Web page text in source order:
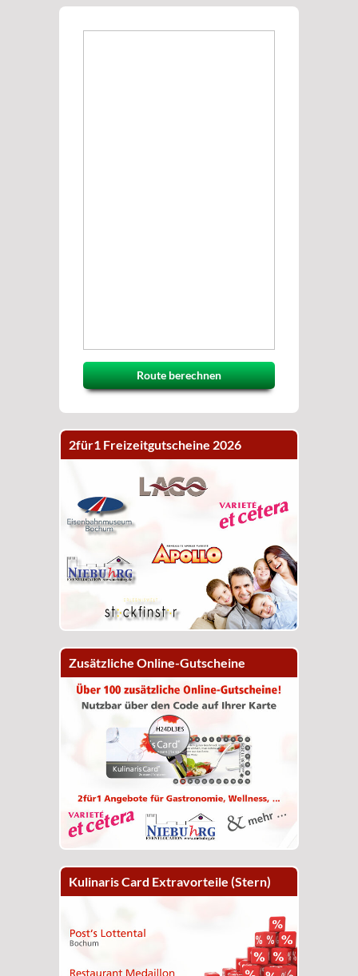
Route berechnen
2für1 Freizeitgutscheine 2026
Zusätzliche Online-Gutscheine
Kulinaris Card Extravorteile (Stern)